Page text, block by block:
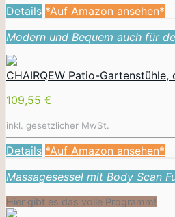
Details *Auf Amazon ansehen*
Modern und Bequem auch für
CHAIRQEW Patio-
109,55 €
inkl. gesetzlicher MwSt.
Details *Auf Amazon ansehen*
Massagesessel mit Body Scan
Hier gibt es das volle Programm!